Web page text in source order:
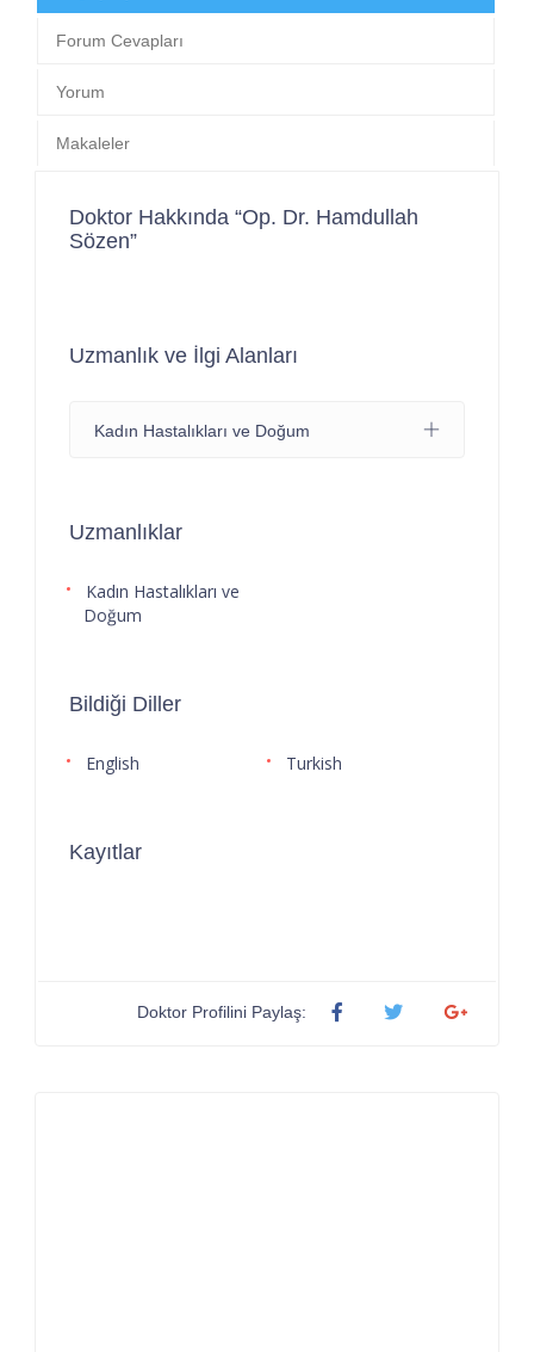
Forum Cevapları
Yorum
Makaleler
Doktor Hakkında “Op. Dr. Hamdullah
Sözen”
Uzmanlık ve İlgi Alanları
Kadın Hastalıkları ve Doğum
Uzmanlıklar
Kadın Hastalıkları ve
Doğum
Bildiği Diller
English Turkish
Kayıtlar
Doktor Profilini Paylaş: